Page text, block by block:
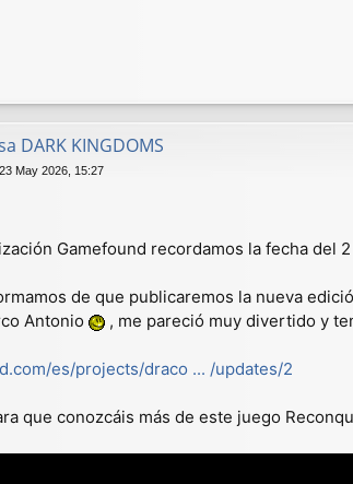
DARK KINGDOMS
23 May 2026, 15:27
Gamefound recordamos la fecha del
de que publicaremos la nueva
Antonio
, me pareció muy divertido y
es/projects/draco ... /updates/2
que conozcáis más de este juego